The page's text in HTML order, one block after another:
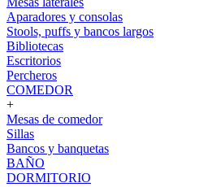
Aparadores y consolas
Stools, puffs y bancos largos
Bibliotecas
Escritorios
Percheros
COMEDOR
+
Mesas de comedor
Sillas
Bancos y banquetas
BAÑO
DORMITORIO